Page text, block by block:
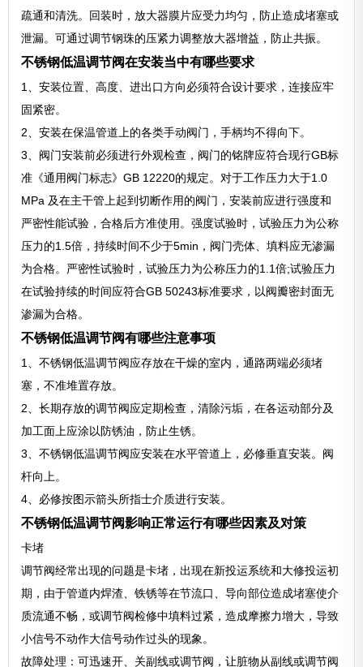
疏通和清洗。回装时，放大器膜片应受力均匀，防止造成堵塞或
泄漏。可通过调节钢珠的压紧力调整放大器增益，防止共振。
不锈钢低温调节阀在安装当中有哪些要求
1、安装位置、高度、进出口方向必须符合设计要求，连接应牢
固紧密。
2、安装在保温管道上的各类手动阀门，手柄均不得向下。
3、阀门安装前必须进行外观检查，阀门的铭牌应符合现行GB标
准《通用阀门标志》GB 12220的规定。对于工作压力大于1.0
MPa 及在主干管上起到切断作用的阀门，安装前应进行强度和
严密性能试验，合格后方准使用。强度试验时，试验压力为公称
压力的1.5倍，持续时间不少于5min，阀门壳体、填料应无渗漏
为合格。严密性试验时，试验压力为公称压力的1.1倍;试验压力
在试验持续的时间应符合GB 50243标准要求，以阀瓣密封面无
渗漏为合格。
不锈钢低温调节阀有哪些注意事项
1、不锈钢低温调节阀应存放在干燥的室内，通路两端必须堵
塞，不准堆置存放。
2、长期存放的调节阀应定期检查，清除污垢，在各运动部分及
加工面上应涂以防锈油，防止生锈。
3、不锈钢低温调节阀应安装在水平管道上，必修垂直安装。阀
杆向上。
4、必修按图示箭头所指士介质进行安装。
不锈钢低温调节阀影响正常运行有哪些因素及对策
卡堵
调节阀经常出现的问题是卡堵，出现在新投运系统和大修投运初
期，由于管道内焊渣、铁锈等在节流口、导向部位造成堵塞使介
质流通不畅，或调节阀检修中填料过紧，造成摩擦力增大，导致
小信号不动作大信号动作过头的现象。
故障处理：可迅速开、关副线或调节阀，让脏物从副线或调节阀